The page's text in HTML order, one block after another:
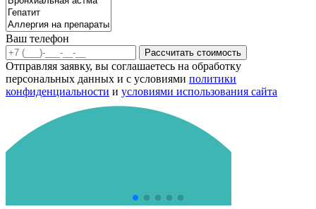
Ваш телефон
Рассчитать стоимость
Отправляя заявку, вы соглашаетесь на обработку
персональных данных и с условиями политики
конфиденциальности и условиями использования сайта